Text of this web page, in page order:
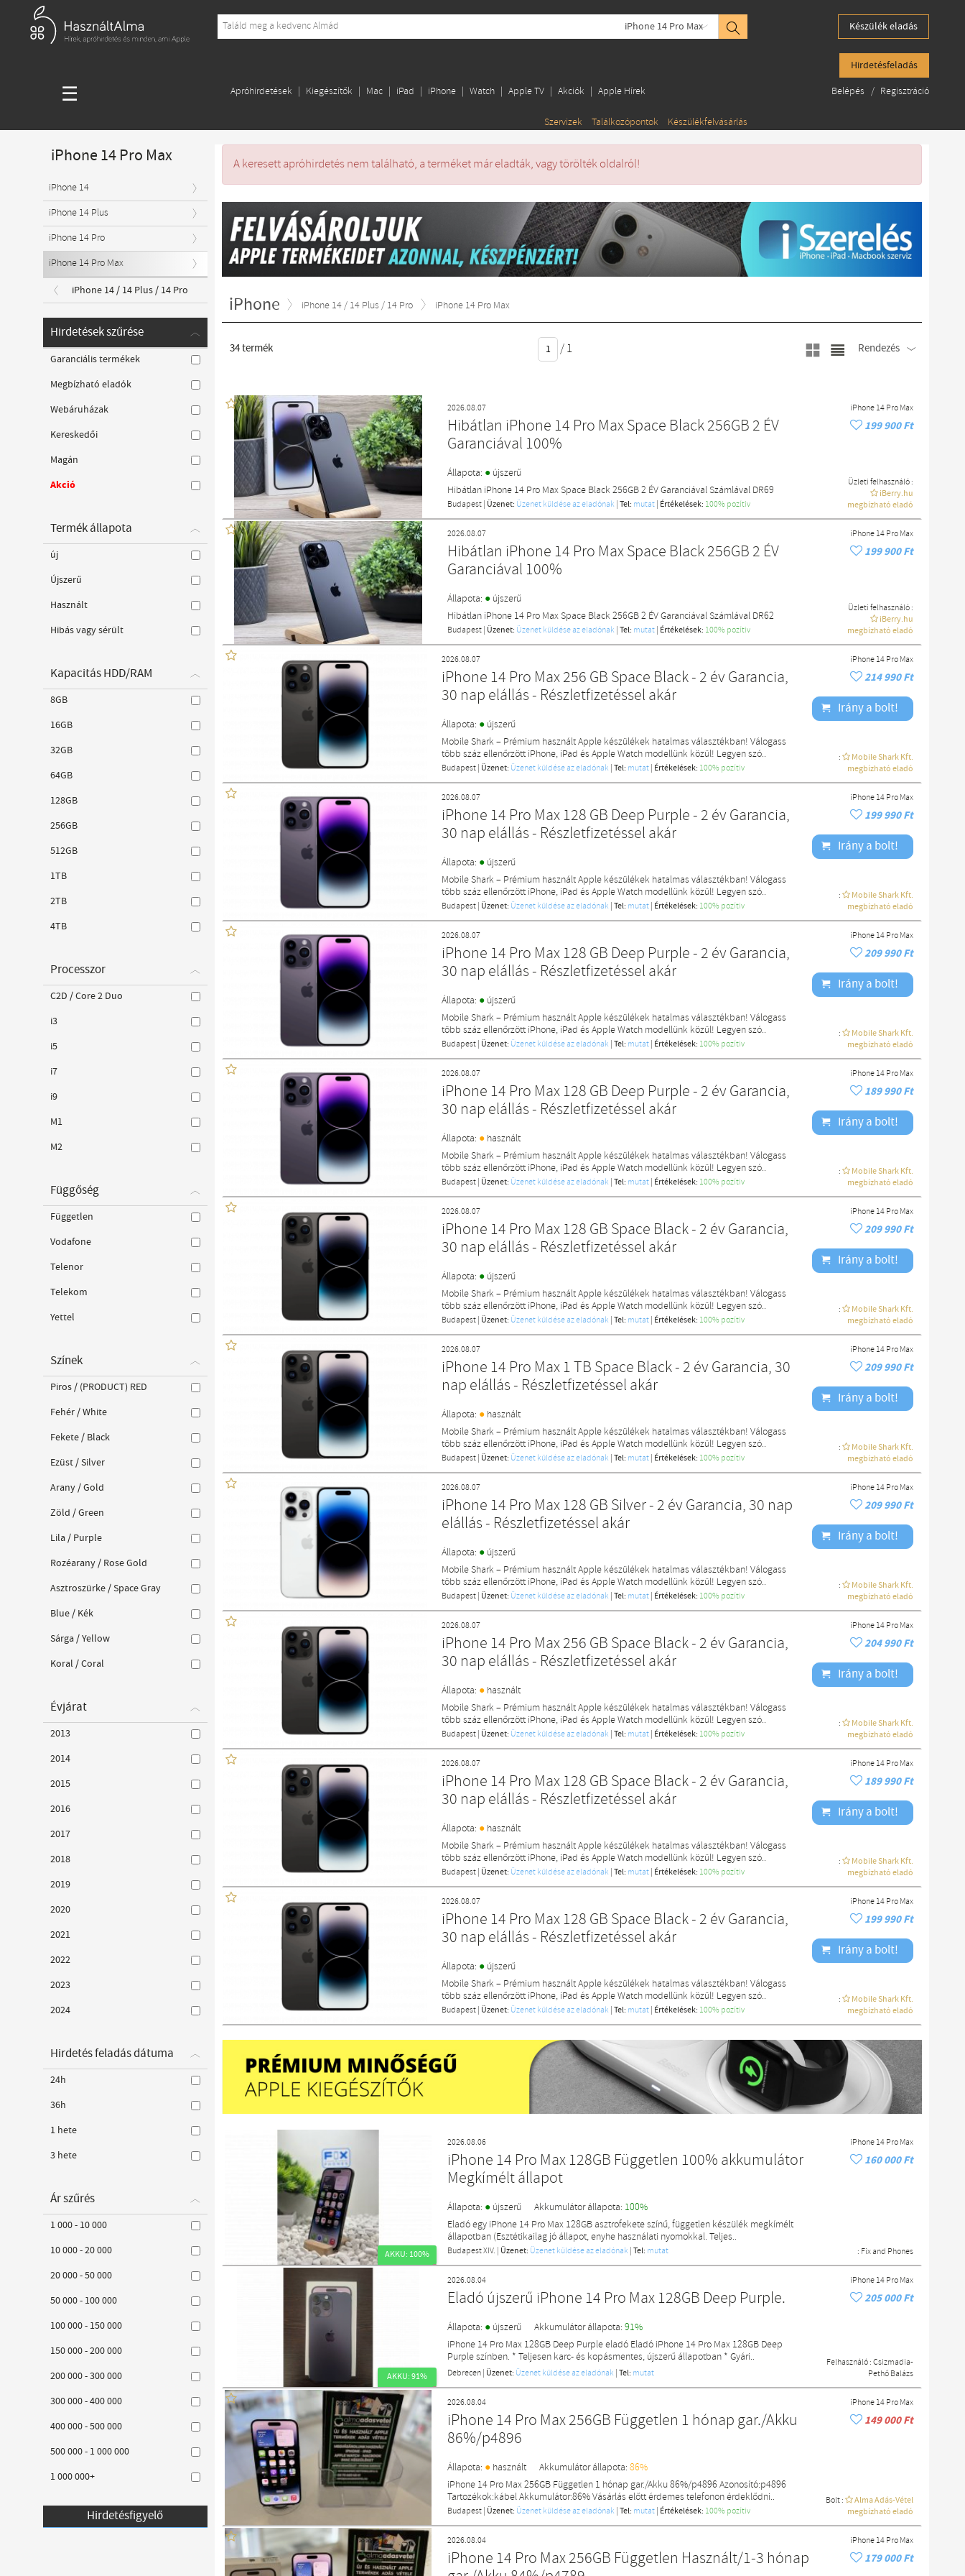
iPhone 14 Pro Max Készülék eladás
Hirdetésfeladás
☰ Apróhirdetések Kiegészítők Mac iPad iPhone Watch Apple TV Akciók Apple Hírek
Szervizek Találkozópontok Készülékfelvásárlás
Belépés / Regisztráció
A keresett apróhirdetés nem található, a terméket már eladták, vagy törölték oldalról!
iPhone iPhone 14 / 14 Plus / 14 Pro iPhone 14 Pro Max
34termék /1 Rendezés
2026.08.07
Hibátlan iPhone 14 Pro Max Space Black 256GB 2 ÉV
Garanciával 100%
Állapota: ● újszerű
Hibátlan iPhone 14 Pro Max Space Black 256GB 2 ÉV Garanciával Számlával DR69
Budapest | Üzenet: Üzenet küldése az eladónak |Tel: mutat | Értékelések: 100% pozítiv
iPhone 14 Pro Max
199 900 Ft
Üzleti felhasználó :
iBerry.hu
megbízható eladó
2026.08.07
Hibátlan iPhone 14 Pro Max Space Black 256GB 2 ÉV
Garanciával 100%
Állapota: ● újszerű
Hibátlan iPhone 14 Pro Max Space Black 256GB 2 ÉV Garanciával Számlával DR62
Budapest | Üzenet: Üzenet küldése az eladónak |Tel: mutat | Értékelések: 100% pozítiv
iPhone 14 Pro Max
199 900 Ft
Üzleti felhasználó :
iBerry.hu
megbízható eladó
2026.08.07
iPhone 14 Pro Max 256 GB Space Black - 2 év Garancia,
30 nap elállás - Részletfizetéssel akár
Állapota: ● újszerű
Mobile Shark – Prémium használt Apple készülékek hatalmas választékban! Válogass
több száz ellenőrzött iPhone, iPad és Apple Watch modellünk közül! Legyen szó..
Budapest | Üzenet: Üzenet küldése az eladónak |Tel: mutat | Értékelések: 100% pozítiv
iPhone 14 Pro Max
214 990 Ft
Irány a bolt!
:
Mobile Shark Kft.
megbízható eladó
2026.08.07
iPhone 14 Pro Max 128 GB Deep Purple - 2 év Garancia,
30 nap elállás - Részletfizetéssel akár
Állapota: ● újszerű
Mobile Shark – Prémium használt Apple készülékek hatalmas választékban! Válogass
több száz ellenőrzött iPhone, iPad és Apple Watch modellünk közül! Legyen szó..
Budapest | Üzenet: Üzenet küldése az eladónak |Tel: mutat | Értékelések: 100% pozítiv
iPhone 14 Pro Max
199 990 Ft
Irány a bolt!
:
Mobile Shark Kft.
megbízható eladó
2026.08.07
iPhone 14 Pro Max 128 GB Deep Purple - 2 év Garancia,
30 nap elállás - Részletfizetéssel akár
Állapota: ● újszerű
Mobile Shark – Prémium használt Apple készülékek hatalmas választékban! Válogass
több száz ellenőrzött iPhone, iPad és Apple Watch modellünk közül! Legyen szó..
Budapest | Üzenet: Üzenet küldése az eladónak |Tel: mutat | Értékelések: 100% pozítiv
iPhone 14 Pro Max
209 990 Ft
Irány a bolt!
:
Mobile Shark Kft.
megbízható eladó
2026.08.07
iPhone 14 Pro Max 128 GB Deep Purple - 2 év Garancia,
30 nap elállás - Részletfizetéssel akár
Állapota: ● használt
Mobile Shark – Prémium használt Apple készülékek hatalmas választékban! Válogass
több száz ellenőrzött iPhone, iPad és Apple Watch modellünk közül! Legyen szó..
Budapest | Üzenet: Üzenet küldése az eladónak |Tel: mutat | Értékelések: 100% pozítiv
iPhone 14 Pro Max
189 990 Ft
Irány a bolt!
:
Mobile Shark Kft.
megbízható eladó
2026.08.07
iPhone 14 Pro Max 128 GB Space Black - 2 év Garancia,
30 nap elállás - Részletfizetéssel akár
Állapota: ● újszerű
Mobile Shark – Prémium használt Apple készülékek hatalmas választékban! Válogass
több száz ellenőrzött iPhone, iPad és Apple Watch modellünk közül! Legyen szó..
Budapest | Üzenet: Üzenet küldése az eladónak |Tel: mutat | Értékelések: 100% pozítiv
iPhone 14 Pro Max
209 990 Ft
Irány a bolt!
:
Mobile Shark Kft.
megbízható eladó
2026.08.07
iPhone 14 Pro Max 1 TB Space Black - 2 év Garancia, 30
nap elállás - Részletfizetéssel akár
Állapota: ● használt
Mobile Shark – Prémium használt Apple készülékek hatalmas választékban! Válogass
több száz ellenőrzött iPhone, iPad és Apple Watch modellünk közül! Legyen szó..
Budapest | Üzenet: Üzenet küldése az eladónak |Tel: mutat | Értékelések: 100% pozítiv
iPhone 14 Pro Max
209 990 Ft
Irány a bolt!
:
Mobile Shark Kft.
megbízható eladó
2026.08.07
iPhone 14 Pro Max 128 GB Silver - 2 év Garancia, 30 nap
elállás - Részletfizetéssel akár
Állapota: ● újszerű
Mobile Shark – Prémium használt Apple készülékek hatalmas választékban! Válogass
több száz ellenőrzött iPhone, iPad és Apple Watch modellünk közül! Legyen szó..
Budapest | Üzenet: Üzenet küldése az eladónak |Tel: mutat | Értékelések: 100% pozítiv
iPhone 14 Pro Max
209 990 Ft
Irány a bolt!
:
Mobile Shark Kft.
megbízható eladó
2026.08.07
iPhone 14 Pro Max 256 GB Space Black - 2 év Garancia,
30 nap elállás - Részletfizetéssel akár
Állapota: ● használt
Mobile Shark – Prémium használt Apple készülékek hatalmas választékban! Válogass
több száz ellenőrzött iPhone, iPad és Apple Watch modellünk közül! Legyen szó..
Budapest | Üzenet: Üzenet küldése az eladónak |Tel: mutat | Értékelések: 100% pozítiv
iPhone 14 Pro Max
204 990 Ft
Irány a bolt!
:
Mobile Shark Kft.
megbízható eladó
2026.08.07
iPhone 14 Pro Max 128 GB Space Black - 2 év Garancia,
30 nap elállás - Részletfizetéssel akár
Állapota: ● használt
Mobile Shark – Prémium használt Apple készülékek hatalmas választékban! Válogass
több száz ellenőrzött iPhone, iPad és Apple Watch modellünk közül! Legyen szó..
Budapest | Üzenet: Üzenet küldése az eladónak |Tel: mutat | Értékelések: 100% pozítiv
iPhone 14 Pro Max
189 990 Ft
Irány a bolt!
:
Mobile Shark Kft.
megbízható eladó
2026.08.07
iPhone 14 Pro Max 128 GB Space Black - 2 év Garancia,
30 nap elállás - Részletfizetéssel akár
Állapota: ● újszerű
Mobile Shark – Prémium használt Apple készülékek hatalmas választékban! Válogass
több száz ellenőrzött iPhone, iPad és Apple Watch modellünk közül! Legyen szó..
Budapest | Üzenet: Üzenet küldése az eladónak |Tel: mutat | Értékelések: 100% pozítiv
iPhone 14 Pro Max
199 990 Ft
Irány a bolt!
:
Mobile Shark Kft.
megbízható eladó
AKKU: 100%
2026.08.06
iPhone 14 Pro Max 128GB Független 100% akkumulátor
Megkímélt állapot
Állapota: ● újszerű Akkumulátor állapota: 100%
Eladó egy iPhone 14 Pro Max 128GB asztrofekete színű, független készülék megkímélt
állapotban (Esztétikailag jó állapot, enyhe használati nyomokkal. Teljes..
Budapest XIV. Üzenet: Üzenet küldése az eladónak Tel: mutat
iPhone 14 Pro Max
160 000 Ft
: Fix and Phones
AKKU: 91%
2026.08.04
Eladó újszerű iPhone 14 Pro Max 128GB Deep Purple.
Állapota: ● újszerű Akkumulátor állapota: 91%
iPhone 14 Pro Max 128GB Deep Purple eladó Eladó iPhone 14 Pro Max 128GB Deep
Purple színben. * Teljesen karc- és kopásmentes, újszerű állapotban * Gyári..
Debrecen Üzenet: Üzenet küldése az eladónak Tel: mutat
iPhone 14 Pro Max
205 000 Ft
Felhasználó :Csizmadia-
Pethő Balázs
2026.08.04
iPhone 14 Pro Max 256GB Független 1 hónap gar./Akku
86%/p4896
Állapota: ● használt Akkumulátor állapota: 86%
iPhone 14 Pro Max 256GB Független 1 hónap gar./Akku 86%/p4896 Azonosító:p4896
Tartozékok:kábel Akkumulátor:86% Vásárlás előtt érdemes telefonon érdeklődni..
Budapest Üzenet: Üzenet küldése az eladónak Tel: mutat Értékelések: 100% pozítiv
iPhone 14 Pro Max
149 000 Ft
Bolt :
Alma Adás-Vétel
megbízható eladó
2026.08.04
iPhone 14 Pro Max 256GB Független Használt/1-3 hónap
iPhone 14 Pro Max
179 000 Ft
iPhone 14 Pro Max
iPhone 14
iPhone 14 Plus
iPhone 14 Pro
iPhone 14 Pro Max
iPhone 14 / 14 Plus / 14 Pro
Hirdetések szűrése
Garanciális termékek
Megbízható eladók
Webáruházak
Kereskedői
Magán
Akció
Termék állapota
új
Újszerű
Használt
Hibás vagy sérült
Kapacitás HDD/RAM
8GB
16GB
32GB
64GB
128GB
256GB
512GB
1TB
2TB
4TB
Processzor
C2D / Core 2 Duo
i3
i5
i7
i9
M1
M2
Függőség
Független
Vodafone
Telenor
Telekom
Yettel
Színek
Piros / (PRODUCT) RED
Fehér / White
Fekete / Black
Ezüst / Silver
Arany / Gold
Zöld / Green
Lila / Purple
Rozéarany / Rose Gold
Asztroszürke / Space Gray
Blue / Kék
Sárga / Yellow
Koral / Coral
Évjárat
2013
2014
2015
2016
2017
2018
2019
2020
2021
2022
2023
2024
Hirdetés feladás dátuma
24h
36h
1 hete
3 hete
Ár szűrés
1 000 - 10 000
10 000 - 20 000
20 000 - 50 000
50 000 - 100 000
100 000 - 150 000
150 000 - 200 000
200 000 - 300 000
300 000 - 400 000
400 000 - 500 000
500 000 - 1 000 000
1 000 000+
Hirdetésfigyelő